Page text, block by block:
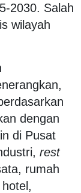
2030. Salah
wilayah
dengan
di Pusat
rest
rumah